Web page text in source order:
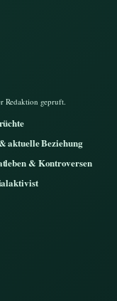
Redaktion gepruft.
aktuelle Beziehung
& Kontroversen